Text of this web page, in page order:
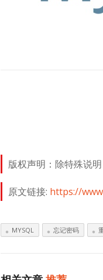
版权声明：除特殊说
原文链接: https://
MYSQL 忘记密码